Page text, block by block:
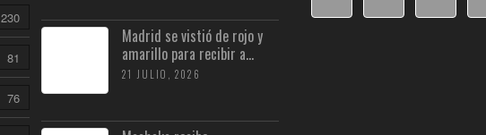
230
81
76
Madrid se vistió de rojo y
amarillo para recibir a...
21 JULIO, 2026